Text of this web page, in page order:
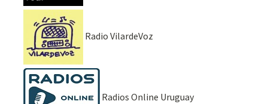
Radio VilardeVoz
Radios Online Uruguay